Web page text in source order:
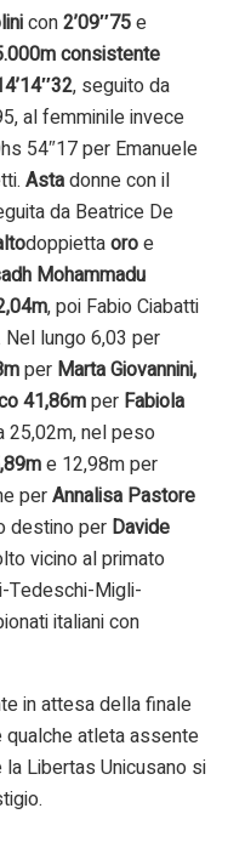
con2’09″75e
consistente
, seguito da
al femminile invece
54″17 per Emanuele
Astadonne con il
da Beatrice De
doppiettaoroe
Mohammadu
, poi Fabio Ciabatti
Nel lungo 6,03 per
per Marta Giovannini,
41,86mper Fabiola
25,02m, nel peso
e 12,98m per
perAnnalisa Pastore
destino per Davide
vicino al primato
Tedeschi-Migli-
italiani con
in attesa della finale
qualche atleta assente
Libertas Unicusano si